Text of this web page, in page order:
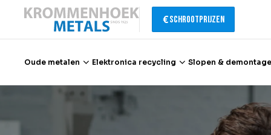
Schrootprijzen
Oude metalen Elektronica recycling Slopen & demontage
Oude metalen